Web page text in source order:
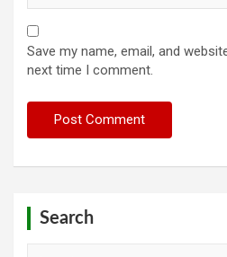
Save my name, email, and
next time I comment.
Search